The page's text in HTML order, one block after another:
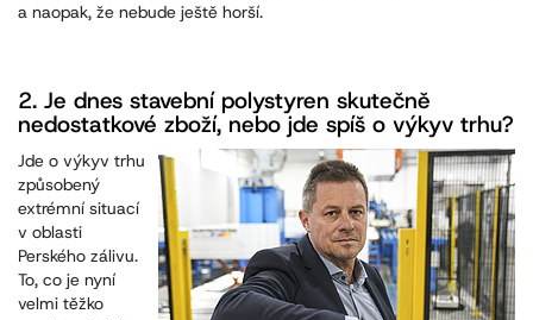
a naopak, že nebude ještě horší.
2. Je dnes stavební polystyren skutečně
nedostatkové zboží, nebo jde spíš o výkyv trhu?
Jde o výkyv trhu
způsobený
extrémní situací
v oblasti
Perského zálivu.
To, co je nyní
velmi těžko